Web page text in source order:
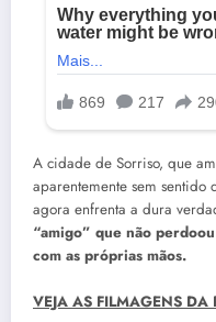
A cidade de Sorriso, que
aparentemente sem
agora enfrenta a dura
“amigo” que não
com as próprias mãos.
VEJA AS FILMAGENS DA